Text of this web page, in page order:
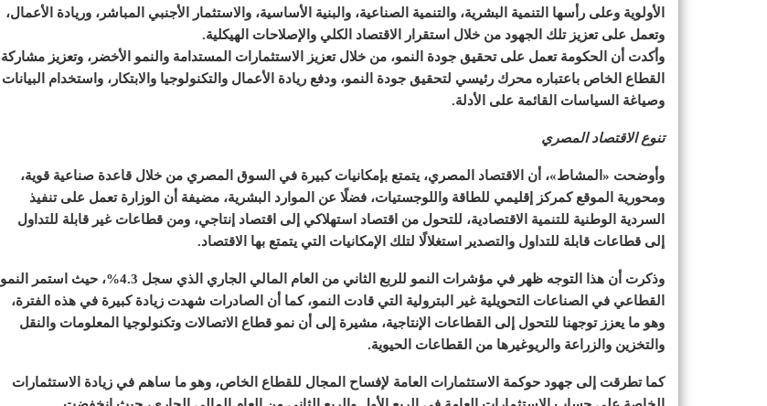
الأولوية وعلى رأسها التنمية البشرية، والتنمية الصناعية، والبنية الأساسية، والاستثمار الأجنبي المباشر، وريادة الأعمال،
وتعمل على تعزيز تلك الجهود من خلال استقرار الاقتصاد الكلي والإصلاحات الهيكلية.
وأكدت أن الحكومة تعمل على تحقيق جودة النمو، من خلال تعزيز الاستثمارات المستدامة والنمو الأخضر، وتعزيز مشاركة
القطاع الخاص باعتباره محرك رئيسي لتحقيق جودة النمو، ودفع ريادة الأعمال والتكنولوجيا والابتكار، واستخدام البيانات
وصياغة السياسات القائمة على الأدلة.
تنوع الاقتصاد المصري
وأوضحت «المشاط»، أن الاقتصاد المصري، يتمتع بإمكانيات كبيرة في السوق المصري من خلال قاعدة صناعية قوية،
ومحورية الموقع كمركز إقليمي للطاقة واللوجستيات، فضلًا عن الموارد البشرية، مضيفة أن الوزارة تعمل على تنفيذ
السردية الوطنية للتنمية الاقتصادية، للتحول من اقتصاد استهلاكي إلى اقتصاد إنتاجي، ومن قطاعات غير قابلة للتداول
إلى قطاعات قابلة للتداول والتصدير استغلالًا لتلك الإمكانيات التي يتمتع بها الاقتصاد.
وذكرت أن هذا التوجه ظهر في مؤشرات النمو للربع الثاني من العام المالي الجاري الذي سجل 4.3%، حيث استمر النمو
القطاعي في الصناعات التحويلية غير البترولية التي قادت النمو، كما أن الصادرات شهدت زيادة كبيرة في هذه الفترة،
وهو ما يعزز توجهنا للتحول إلى القطاعات الإنتاجية، مشيرة إلى أن نمو قطاع الاتصالات وتكنولوجيا المعلومات والنقل
والتخزين والزراعة والريوغيرها من القطاعات الحيوية.
كما تطرقت إلى جهود حوكمة الاستثمارات العامة لإفساح المجال للقطاع الخاص، وهو ما ساهم في زيادة الاستثمارات